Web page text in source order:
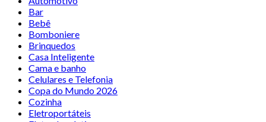
Bar
Bebê
Bomboniere
Brinquedos
Casa Inteligente
Cama e banho
Celulares e Telefonia
Copa do Mundo 2026
Cozinha
Eletroportáteis